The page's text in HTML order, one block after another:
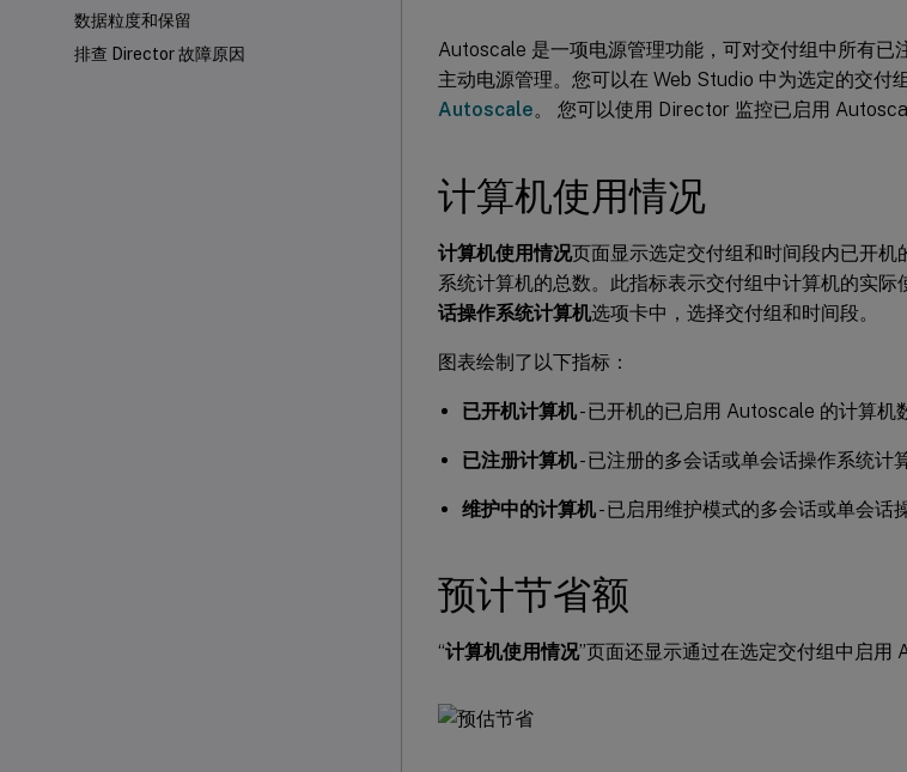
数据粒度和保留
排查 Director 故障原因
Autoscale 是一项电源管理功能，可对交付组中所有已
主动电源管理。您可以在 Web Studio 中为选定的交付
Autoscale。 您可以使用 Director 监控已启用
计算机使用情况
计算机使用情况页面显示选定交付组和时间段内已开
系统计算机的总数。此指标表示交付组中计算机的实际
话操作系统计算机选项卡中，选择交付组和时间段。
图表绘制了以下指标：
已开机计算机- 已开机的已启用 Autoscale 的计算机
已注册计算机- 已注册的多会话或单会话操作系统计
维护中的计算机- 已启用维护模式的多会话或单会话
预计节省额
“计算机使用情况”页面还显示通过在选定交付组中启用